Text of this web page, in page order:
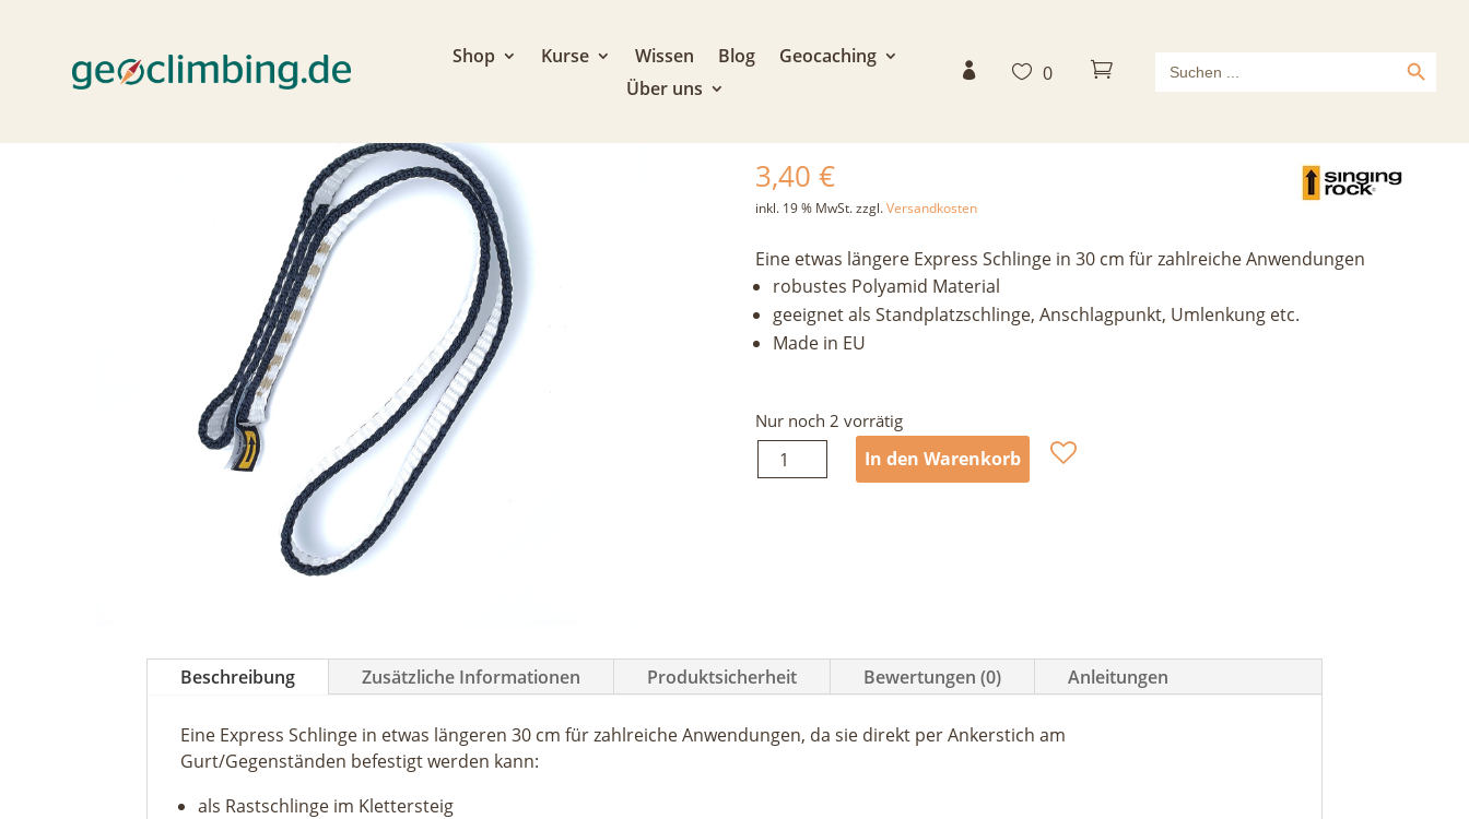
Shop Kurse Wissen Blog
Geocaching
Über uns
  0  Search
for:
Search Button
3,40€
inkl. 19 % MwSt.zzgl.Versandkosten
Eine etwas längere Express Schlinge in 30 cm für zahlreiche Anwendungen
robustes Polyamid Material
geeignet als Standplatzschlinge, Anschlagpunkt, Umlenkung etc.
Made in EU
Nur noch 2 vorrätig
Express
Schlinge
In den Warenkorb
Beschreibung Zusätzliche Informationen Produktsicherheit Bewertungen (0) Anleitungen
Eine Express Schlinge in etwas längeren 30 cm für zahlreiche Anwendungen, da sie direkt per Ankerstich am
Gurt/Gegenständen befestigt werden kann:
als Rastschlinge im Klettersteig